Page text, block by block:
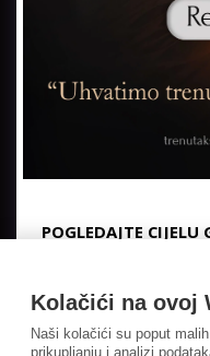
POGLEDAJTE CIJELU
Kolačići na ovoj
Naši kolačići su poput
prikupljanju i analizi